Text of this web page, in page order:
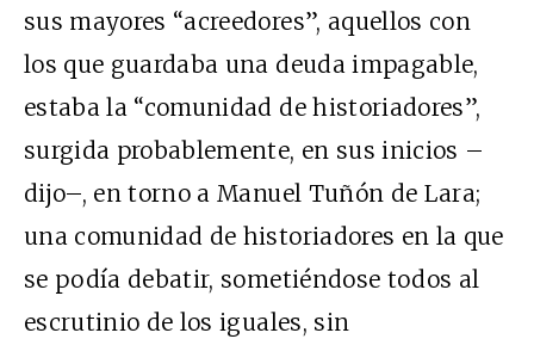
sus mayores “acreedores”, aquellos con
los que guardaba una deuda impagable,
estaba la “comunidad de historiadores”,
surgida probablemente, en sus inicios –
dijo–, en torno a Manuel Tuñón de Lara;
una comunidad de historiadores en la que
se podía debatir, sometiéndose todos al
escrutinio de los iguales, sin